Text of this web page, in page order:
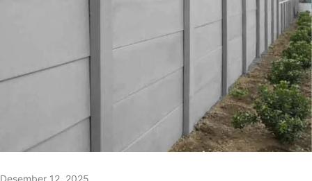
Desember 12, 2025